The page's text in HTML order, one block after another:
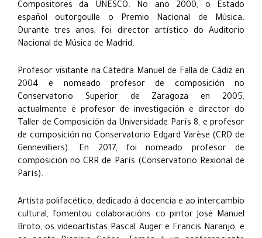
Compositores da UNESCO. No ano 2000, o Estado
español outorgoulle o Premio Nacional de Música.
Durante tres anos, foi director artístico do Auditorio
Nacional de Música de Madrid.
Profesor visitante na Cátedra Manuel de Falla de Cádiz en
2004 e nomeado profesor de composición no
Conservatorio Superior de Zaragoza en 2005,
actualmente é profesor de investigación e director do
Taller de Composición da Universidade París 8, e profesor
de composición no Conservatorio Edgard Varèse (CRD de
Gennevilliers). En 2017, foi nomeado profesor de
composición no CRR de París (Conservatorio Rexional de
París).
Artista polifacético, dedicado á docencia e ao intercambio
cultural, fomentou colaboracións co pintor José Manuel
Broto, os videoartistas Pascal Auger e Francis Naranjo, e